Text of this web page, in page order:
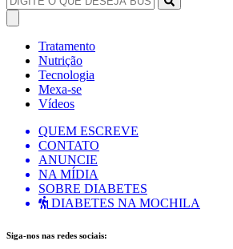
Tratamento
Nutrição
Tecnologia
Mexa-se
Vídeos
QUEM ESCREVE
CONTATO
ANUNCIE
NA MÍDIA
SOBRE DIABETES
DIABETES NA MOCHILA
Siga-nos nas redes sociais: